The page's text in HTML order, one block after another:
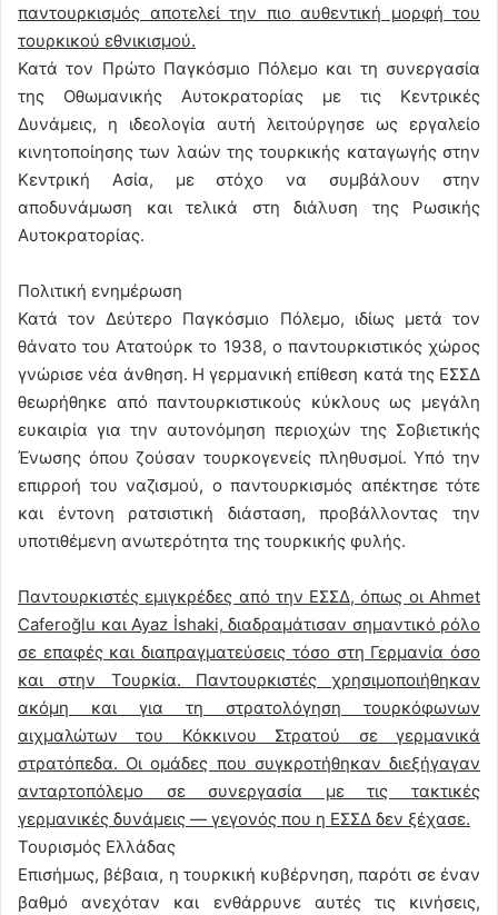
παντουρκισμός αποτελεί την πιο αυθεντική μορφή του
τουρκικού εθνικισμού.
Κατά τον Πρώτο Παγκόσμιο Πόλεμο και τη συνεργασία
της Οθωμανικής Αυτοκρατορίας με τις Κεντρικές
Δυνάμεις, η ιδεολογία αυτή λειτούργησε ως εργαλείο
κινητοποίησης των λαών της τουρκικής καταγωγής στην
Κεντρική Ασία, με στόχο να συμβάλουν στην
αποδυνάμωση και τελικά στη διάλυση της Ρωσικής
Αυτοκρατορίας.
Πολιτική ενημέρωση
Κατά τον Δεύτερο Παγκόσμιο Πόλεμο, ιδίως μετά τον
θάνατο του Ατατούρκ το 1938, ο παντουρκιστικός χώρος
γνώρισε νέα άνθηση. Η γερμανική επίθεση κατά της ΕΣΣΔ
θεωρήθηκε από παντουρκιστικούς κύκλους ως μεγάλη
ευκαιρία για την αυτονόμηση περιοχών της Σοβιετικής
Ένωσης όπου ζούσαν τουρκογενείς πληθυσμοί. Υπό την
επιρροή του ναζισμού, ο παντουρκισμός απέκτησε τότε
και έντονη ρατσιστική διάσταση, προβάλλοντας την
υποτιθέμενη ανωτερότητα της τουρκικής φυλής.
Παντουρκιστές εμιγκρέδες από την ΕΣΣΔ, όπως οι Ahmet
Caferoğlu και Ayaz İshaki, διαδραμάτισαν σημαντικό ρόλο
σε επαφές και διαπραγματεύσεις τόσο στη Γερμανία όσο
και στην Τουρκία. Παντουρκιστές χρησιμοποιήθηκαν
ακόμη και για τη στρατολόγηση τουρκόφωνων
αιχμαλώτων του Κόκκινου Στρατού σε γερμανικά
στρατόπεδα. Οι ομάδες που συγκροτήθηκαν διεξήγαγαν
ανταρτοπόλεμο σε συνεργασία με τις τακτικές
γερμανικές δυνάμεις — γεγονός που η ΕΣΣΔ δεν ξέχασε.
Τουρισμός Ελλάδας
Επισήμως, βέβαια, η τουρκική κυβέρνηση, παρότι σε έναν
βαθμό ανεχόταν και ενθάρρυνε αυτές τις κινήσεις,